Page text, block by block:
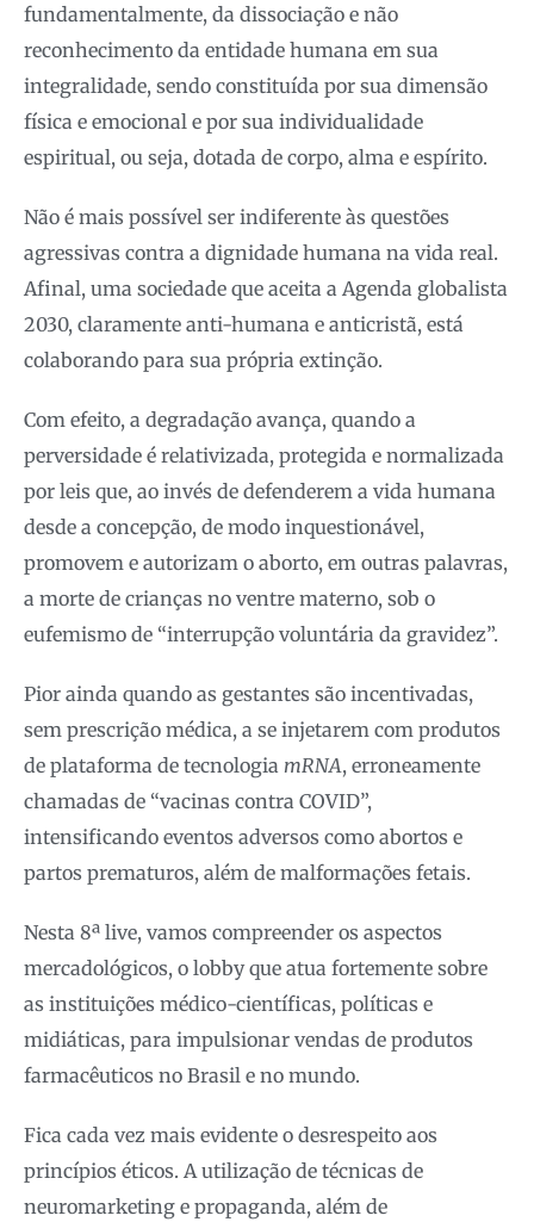
fundamentalmente, da dissociação e não
reconhecimento da entidade humana em sua
integralidade, sendo constituída por sua dimensão
física e emocional e por sua individualidade
espiritual, ou seja, dotada de corpo, alma e espírito.
Não é mais possível ser indiferente às questões
agressivas contra a dignidade humana na vida real.
Afinal, uma sociedade que aceita a Agenda globalista
2030, claramente anti-humana e anticristã, está
colaborando para sua própria extinção.
Com efeito, a degradação avança, quando a
perversidade é relativizada, protegida e normalizada
por leis que, ao invés de defenderem a vida humana
desde a concepção, de modo inquestionável,
promovem e autorizam o aborto, em outras palavras,
a morte de crianças no ventre materno, sob o
eufemismo de “interrupção voluntária da gravidez”.
Pior ainda quando as gestantes são incentivadas,
sem prescrição médica, a se injetarem com produtos
de plataforma de tecnologia mRNA, erroneamente
chamadas de “vacinas contra COVID”,
intensificando eventos adversos como abortos e
partos prematuros, além de malformações fetais.
Nesta 8ª live, vamos compreender os aspectos
mercadológicos, o lobby que atua fortemente sobre
as instituições médico-científicas, políticas e
midiáticas, para impulsionar vendas de produtos
farmacêuticos no Brasil e no mundo.
Fica cada vez mais evidente o desrespeito aos
princípios éticos. A utilização de técnicas de
neuromarketing e propaganda, além de